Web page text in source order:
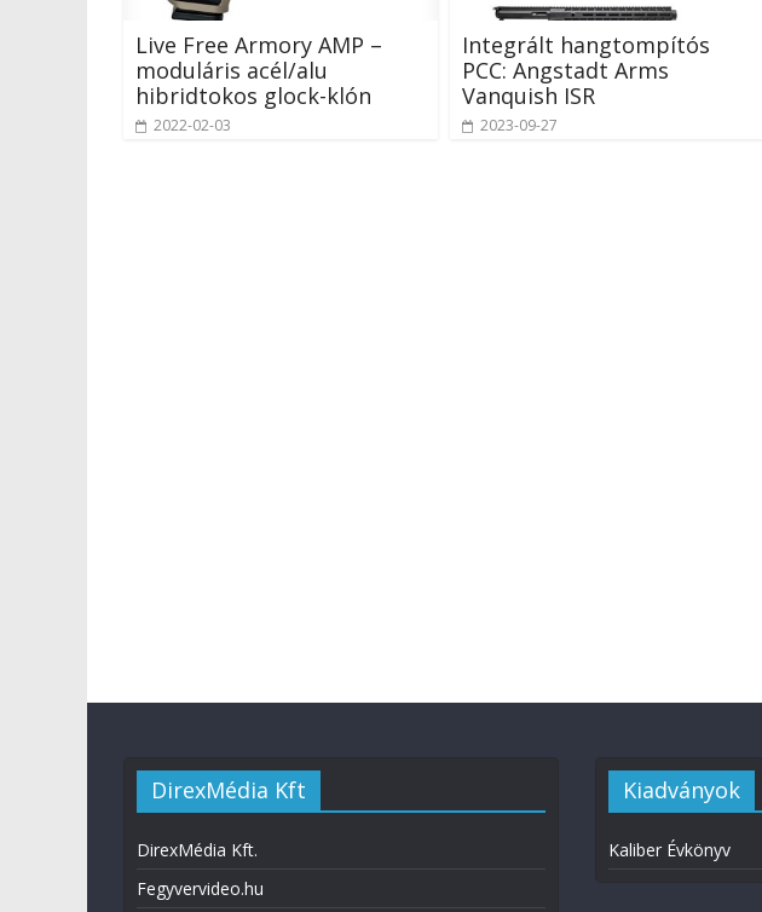
Live Free Armory AMP –
moduláris acél/alu
hibridtokos glock-klón
2022-02-03
Integrált hangtompítós
PCC: Angstadt Arms
Vanquish ISR
2023-09-27
DirexMédia Kft
DirexMédia Kft.
Fegyvervideo.hu
Kiadványok
Kaliber Évkönyv